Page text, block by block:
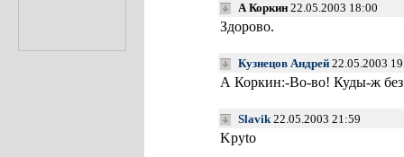
А Коркин 22.05.2003 18:00
Здорово.
Кузнецов Андрей 22.05.2003
А Коркин:-Во-во! Куды-ж без
Slavik22.05.2003 21:59
Kpyto